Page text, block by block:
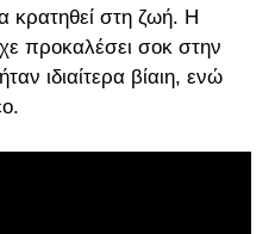
κρατηθεί στη ζωή. Η
προκαλέσει σοκ στην
ιδιαίτερα βίαιη, ενώ